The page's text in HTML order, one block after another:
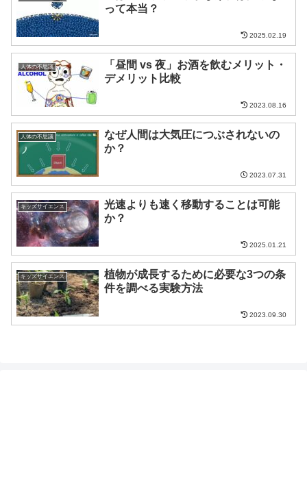
って本当？
2025.02.19
人体の不思議
「昼間 vs 夜」お酒を飲むメリット・
デメリット比較
2023.08.16
人体の不思議
なぜ人間は大気圧につぶされないの
か？
2023.07.31
キッズサイエンス
光速よりも速く移動することは可能
か？
2025.01.21
キッズサイエンス
植物が成長するために必要な3つの条
件を調べる実験方法
2023.09.30